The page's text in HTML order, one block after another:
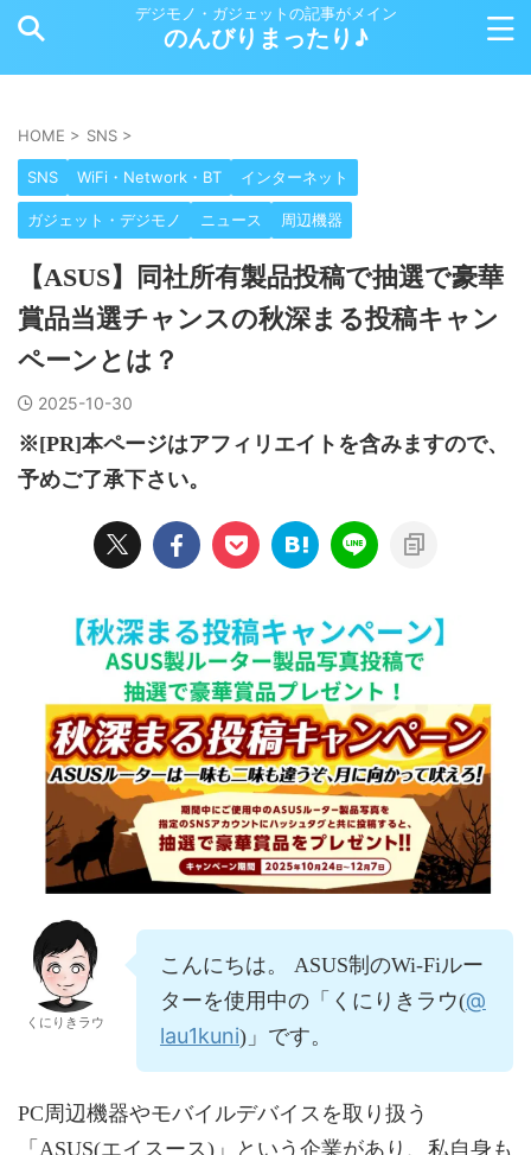
デジモノ・ガジェットの記事がメイン
のんびりまったり♪
HOME > SNS >
SNS WiFi・Network・BT インターネット
ガジェット・デジモノ ニュース 周辺機器
【ASUS】同社所有製品投稿で抽選で豪華
賞品当選チャンスの秋深まる投稿キャン
ペーンとは？
2025-10-30
※[PR]本ページはアフィリエイトを含みますので、
予めご了承下さい。
くにりきラウ
こんにちは。 ASUS制のWi-Fiルー
ターを使用中の「くにりきラウ(@
lau1kuni)」です。
PC周辺機器やモバイルデバイスを取り扱う
「ASUS(エイスース)」という企業があり、私自身も